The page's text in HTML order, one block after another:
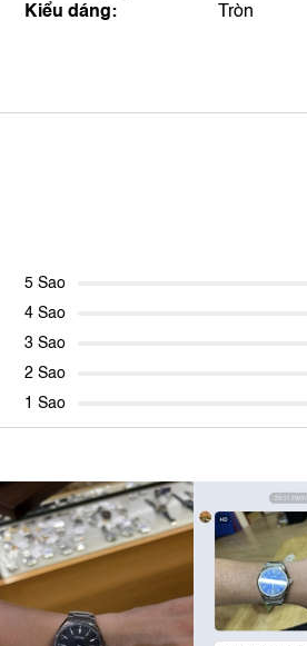
Kiểu dáng:
Tròn
5 Sao
4 Sao
3 Sao
2 Sao
1 Sao